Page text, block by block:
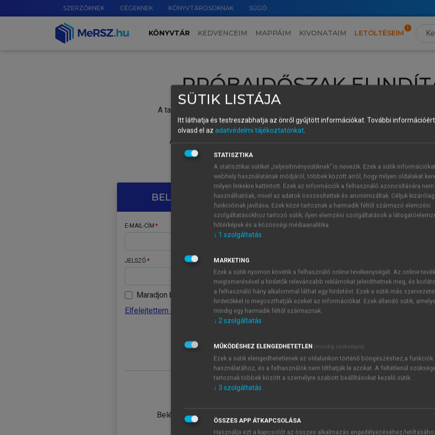
SZERZŐKNEK CÉGEKNEK KÖNYVTÁROSOKNAK SÚGÓ
KÖNYVTÁR KEDVENCEIM MAPPÁIM KIVONATAIM LETÖLTÉSEIM
PRÓBAIDŐSZAK
A tartalom megtekintéséhez lépj be a saját fiókoddal, iskolai azonosítóddal vagy
Új felhasználóként1 óra díjmentes hozzáférésrevagy
A próbaidőszak elindításához,
vagy hozz
A regisztráció után a
BELÉPÉS SAJÁT FIÓKKAL
E-MAIL-CÍM
JELSZÓ
Maradjon belépve
Elfelejtettem a jelszavamat
Belépés intézményi azonosítóval
ÚJ FIÓK
1 óra
JELSZÓ
Kérek értesítést a MeRSZ
Kérek értesítést az
SÜTIK LISTÁJA
Itt láthatja és testreszabhatja az önről gyűjtött információkat. További
olvasd el az adatvédelmi tájékoztatónkat.
STATISZTIKA
A statisztikai sütiket „teljesítménysütiknek” is nevezik. Ezek a sütik
webhely használatának módjáról, többek között arról, hogy milyen oldalakat
milyen linkekre kattintott. Ezek az információk a felhasználó azonosítására nem
használhatóak, mivel az adatok összesítettek és anonimizáltak. Céljuk
funkcióinak javítása. Ezek közé tartoznak a harmadik féltől származó elemzési
szolgáltatásokhoz tartozó sütik; ilyen elemzési szolgáltatások a
hőtérképek és a közösségi médiaanalitika.
↓ 1 szolgáltatás
MARKETING
Ezek a sütik nyomon követik a felhasználó online tevékenységét. Az online
megismerésével a hirdetők relevánsabb reklámokat jeleníthetnek meg, és
a felhasználó hány alkalommal láthat egy hirdetést. Ezek a sütik más
hirdetőkkel is megoszthatják ezeket az információkat. Ezek állandó sütik,
mindig egy harmadik féltől származnak.
↓ 2szolgáltatás
MŰKÖDÉSHEZ ELENGEDHETETLEN (mindig szükséges)
Ezek a sütik elengedhetetlenek az oldalunkon történő böngészéshez,a funkciók
használatához, és a felhasználók nem tilthatják le azokat. A feltétlenül
tartoznak többek között a személyre szabott beállításokat kezelő sütik.
↓ 3 szolgáltatás
ÖSSZES APP ÁTKAPCSOLÁSA
Használja ezt a kapcsolót az összes alkalmazás engedélyezéséhez/